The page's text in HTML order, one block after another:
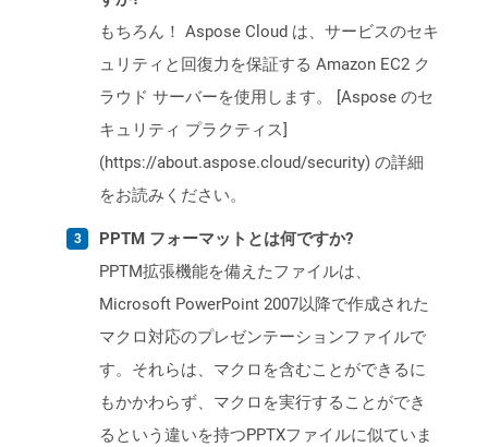
もちろん！ Aspose Cloud は、サービスのセキ
ュリティと回復力を保証する Amazon EC2 ク
ラウド サーバーを使用します。 [Aspose のセ
キュリティ プラクティス]
(https://about.aspose.cloud/security) の詳細
をお読みください。
PPTM フォーマットとは何ですか?
PPTM拡張機能を備えたファイルは、
Microsoft PowerPoint 2007以降で作成された
マクロ対応のプレゼンテーションファイルで
す。それらは、マクロを含むことができるに
もかかわらず、マクロを実行することができ
るという違いを持つPPTXファイルに似ていま